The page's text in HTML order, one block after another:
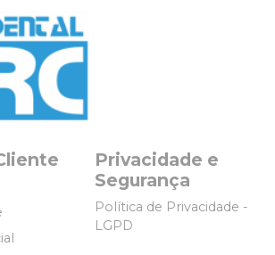
Privacidade e
Segurança
Política de Privacidade -
LGPD